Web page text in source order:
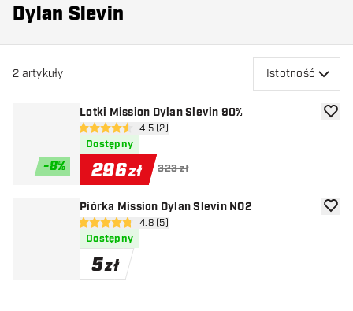
Dylan Slevin
2 artykuły Istotność
-8%
Lotki Mission Dylan Slevin 90%
otwórz panel recenzji
4.5 gwiazdki oceny
4.5 (2)
Dostępny
296zł 323 zł
Piórka Mission Dylan Slevin NO2
otwórz panel recenzji
4.8 gwiazdki oceny
4.8 (5)
Dostępny
5zł